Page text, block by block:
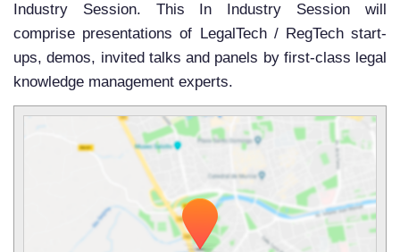
Industry Session. This In Industry Session will
comprise presentations of LegalTech / RegTech start-
ups, demos, invited talks and panels by first-class legal
knowledge management experts.